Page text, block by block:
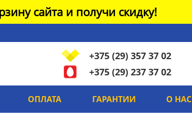
сайта и получи скидку!
+375 (29) 357 37 02
+375 (29) 237 37 02
ОПЛАТА ГАРАНТИИ О НАС